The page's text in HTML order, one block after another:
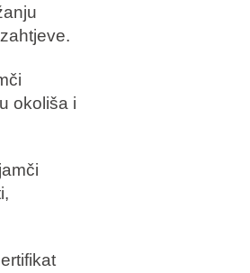
okoliša i